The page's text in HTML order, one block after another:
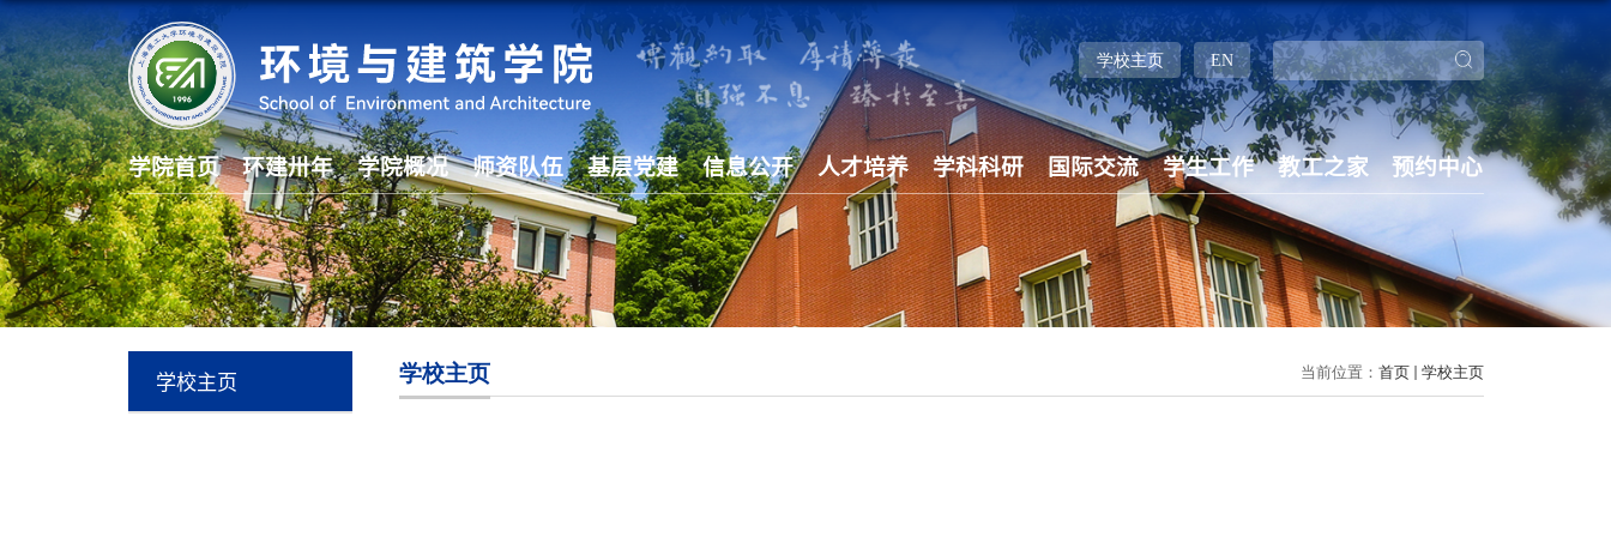
学校主页 EN
学院首页 环建卅年 学院概况 师资队伍 基层党建 信息公开 人才培养 学科科研 国际交流 学生工作 教工之家 预约中心
学校主页 当前位置： 首页 学校主页
学校主页